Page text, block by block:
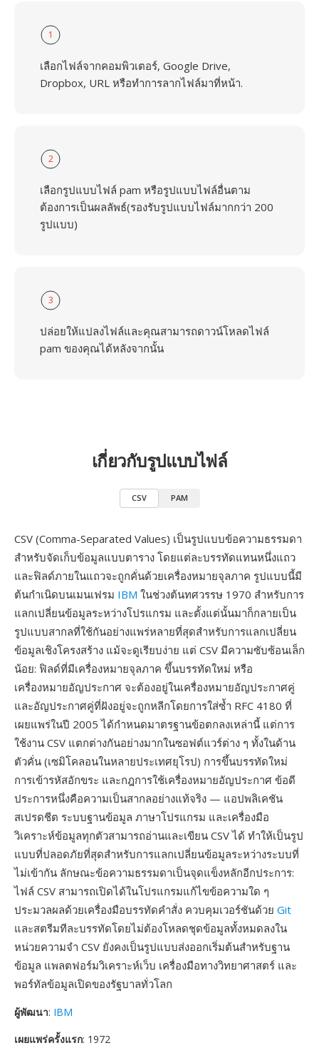
1
เลือกไฟล์จากคอมพิวเตอร์, Google Drive,
Dropbox, URL หรือทำการลากไฟล์มาที่หน้า.
2
เลือกรูปแบบไฟล์ pam หรือรูปแบบไฟล์อื่นตาม
ต้องการเป็นผลลัพธ์(รองรับรูปแบบไฟล์มากกว่า 200
รูปแบบ)
3
ปล่อยให้แปลงไฟล์และคุณสามารถดาวน์โหลดไฟล์
pam ของคุณได้หลังจากนั้น
เกี่ยวกับรูปแบบไฟล์
CSV PAM
CSV (Comma-Separated Values) เป็นรูปแบบข้อความธรรมดา
สำหรับจัดเก็บข้อมูลแบบตาราง โดยแต่ละบรรทัดแทนหนึ่งแถว
และฟิลด์ภายในแถวจะถูกคั่นด้วยเครื่องหมายจุลภาค รูปแบบนี้มี
ต้นกำเนิดบนเมนเฟรม IBM ในช่วงต้นทศวรรษ 1970 สำหรับการ
แลกเปลี่ยนข้อมูลระหว่างโปรแกรม และตั้งแต่นั้นมาก็กลายเป็น
รูปแบบสากลที่ใช้กันอย่างแพร่หลายที่สุดสำหรับการแลกเปลี่ยน
ข้อมูลเชิงโครงสร้าง แม้จะดูเรียบง่าย แต่ CSV มีความซับซ้อนเล็ก
น้อย: ฟิลด์ที่มีเครื่องหมายจุลภาค ขึ้นบรรทัดใหม่ หรือ
เครื่องหมายอัญประกาศ จะต้องอยู่ในเครื่องหมายอัญประกาศคู่
และอัญประกาศคู่ที่ฝังอยู่จะถูกหลีกโดยการใส่ซ้ำ RFC 4180 ที่
เผยแพร่ในปี 2005 ได้กำหนดมาตรฐานข้อตกลงเหล่านี้ แต่การ
ใช้งาน CSV แตกต่างกันอย่างมากในซอฟต์แวร์ต่าง ๆ ทั้งในด้าน
ตัวคั่น (เซมิโคลอนในหลายประเทศยุโรป) การขึ้นบรรทัดใหม่
การเข้ารหัสอักขระ และกฎการใช้เครื่องหมายอัญประกาศ ข้อดี
ประการหนึ่งคือความเป็นสากลอย่างแท้จริง — แอปพลิเคชัน
สเปรดชีต ระบบฐานข้อมูล ภาษาโปรแกรม และเครื่องมือ
วิเคราะห์ข้อมูลทุกตัวสามารถอ่านและเขียน CSV ได้ ทำให้เป็นรูป
แบบที่ปลอดภัยที่สุดสำหรับการแลกเปลี่ยนข้อมูลระหว่างระบบที่
ไม่เข้ากัน ลักษณะข้อความธรรมดาเป็นจุดแข็งหลักอีกประการ:
ไฟล์ CSV สามารถเปิดได้ในโปรแกรมแก้ไขข้อความใด ๆ
ประมวลผลด้วยเครื่องมือบรรทัดคำสั่ง ควบคุมเวอร์ชันด้วย Git
และสตรีมทีละบรรทัดโดยไม่ต้องโหลดชุดข้อมูลทั้งหมดลงใน
หน่วยความจำ CSV ยังคงเป็นรูปแบบส่งออกเริ่มต้นสำหรับฐาน
ข้อมูล แพลตฟอร์มวิเคราะห์เว็บ เครื่องมือทางวิทยาศาสตร์ และ
พอร์ทัลข้อมูลเปิดของรัฐบาลทั่วโลก
ผู้พัฒนา: IBM
เผยแพร่ครั้งแรก: 1972